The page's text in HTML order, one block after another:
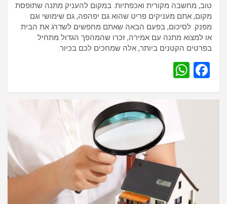
טוב, מחשבה מקורית ואכפתיות. במקום להעניק מתנה שתופסת
מקום, אתם מעניקים פריט שהוא גם יפהפה, גם שימושי וגם
מפנק. לסיכום, בפעם הבאה שאתם מחפשים לשדרג את הבית
או למצוא מתנה עם אמירה, זכרו שהמהפך הגדול מתחיל
בפרטים הקטנים ביותר, אלה שמחכים לכם בכיור.
F
A
p
p